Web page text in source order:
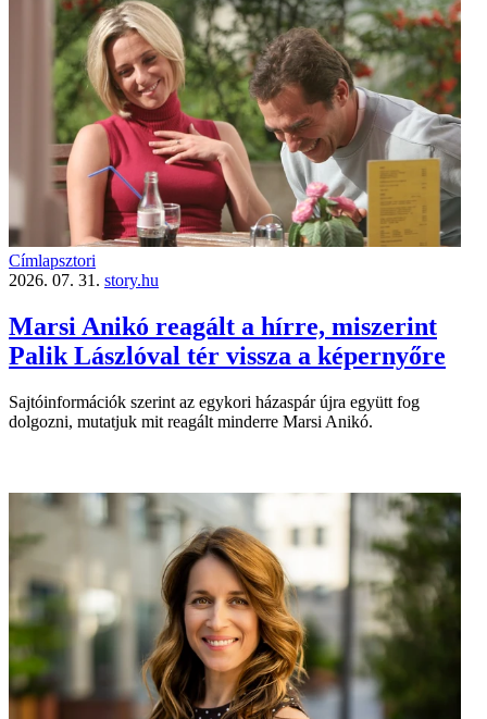
Címlapsztori
2026. 07. 31. story.hu
Marsi Anikó reagált a hírre, miszerint
Palik Lászlóval tér vissza a képernyőre
Sajtóinformációk szerint az egykori házaspár újra együtt fog
dolgozni, mutatjuk mit reagált minderre Marsi Anikó.